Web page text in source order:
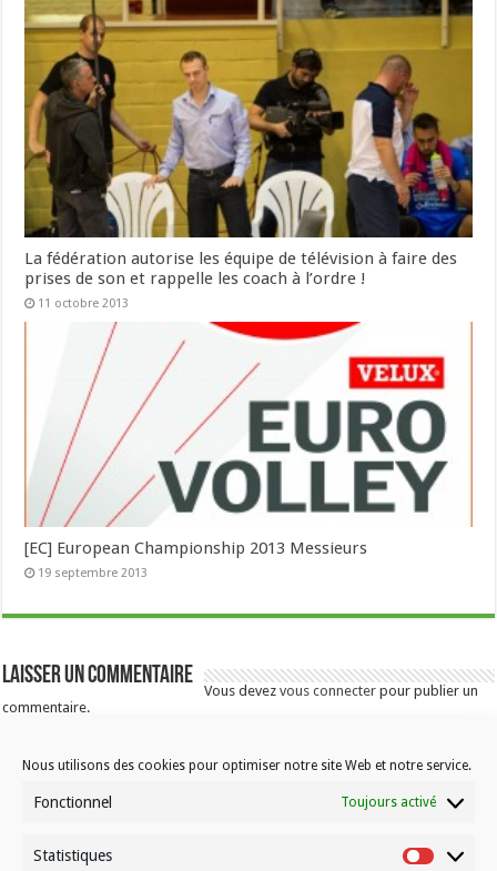
Nous utilisons des cookies pour optimiser notre site Web et notre service.
Fonctionnel Toujours activé
Statistiques
La fédération autorise les équipe de télévision à faire des
prises de son et rappelle les coach à l’ordre !
11 octobre 2013
[EC] European Championship 2013 Messieurs
19 septembre 2013
Laisser un commentaire
Vous devezvous connecter pour publier un
commentaire.